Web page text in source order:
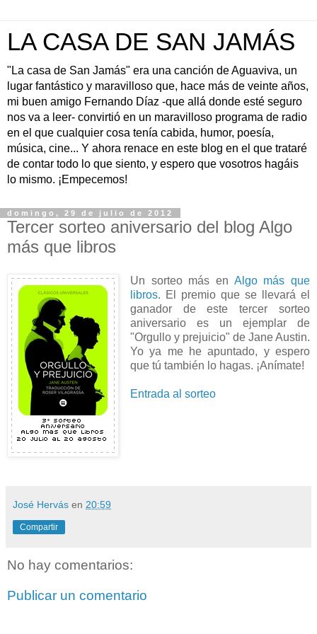
LA CASA DE SAN JAMÁS
"La casa de San Jamás" era una canción de Aguaviva, un
lugar fantástico y maravilloso que, hace más de veinte años,
mi buen amigo Fernando Díaz -que allá donde esté seguro
nos va a leer- convirtió en un maravilloso programa de radio
en el que cualquier cosa tenía cabida, humor, poesía,
música, cine... Y ahora renace en este blog en el que trataré
de contar todo lo que siento, y espero que vosotros hagáis
lo mismo. ¡Empecemos!
domingo, 29 de julio de 2012
Tercer sorteo aniversario del blog Algo
más que libros
Un sorteo más en Algo más que
libros. El premio que se llevará el
ganador de este tercer sorteo
aniversario es un ejemplar de
"Orgullo y prejuicio" de Jane Austin.
Yo ya me he apuntado, y espero
que tú también lo hagas. ¡Anímate!
Entrada al sorteo
José Hervás en 20:59
Compartir
No hay comentarios:
Publicar un comentario